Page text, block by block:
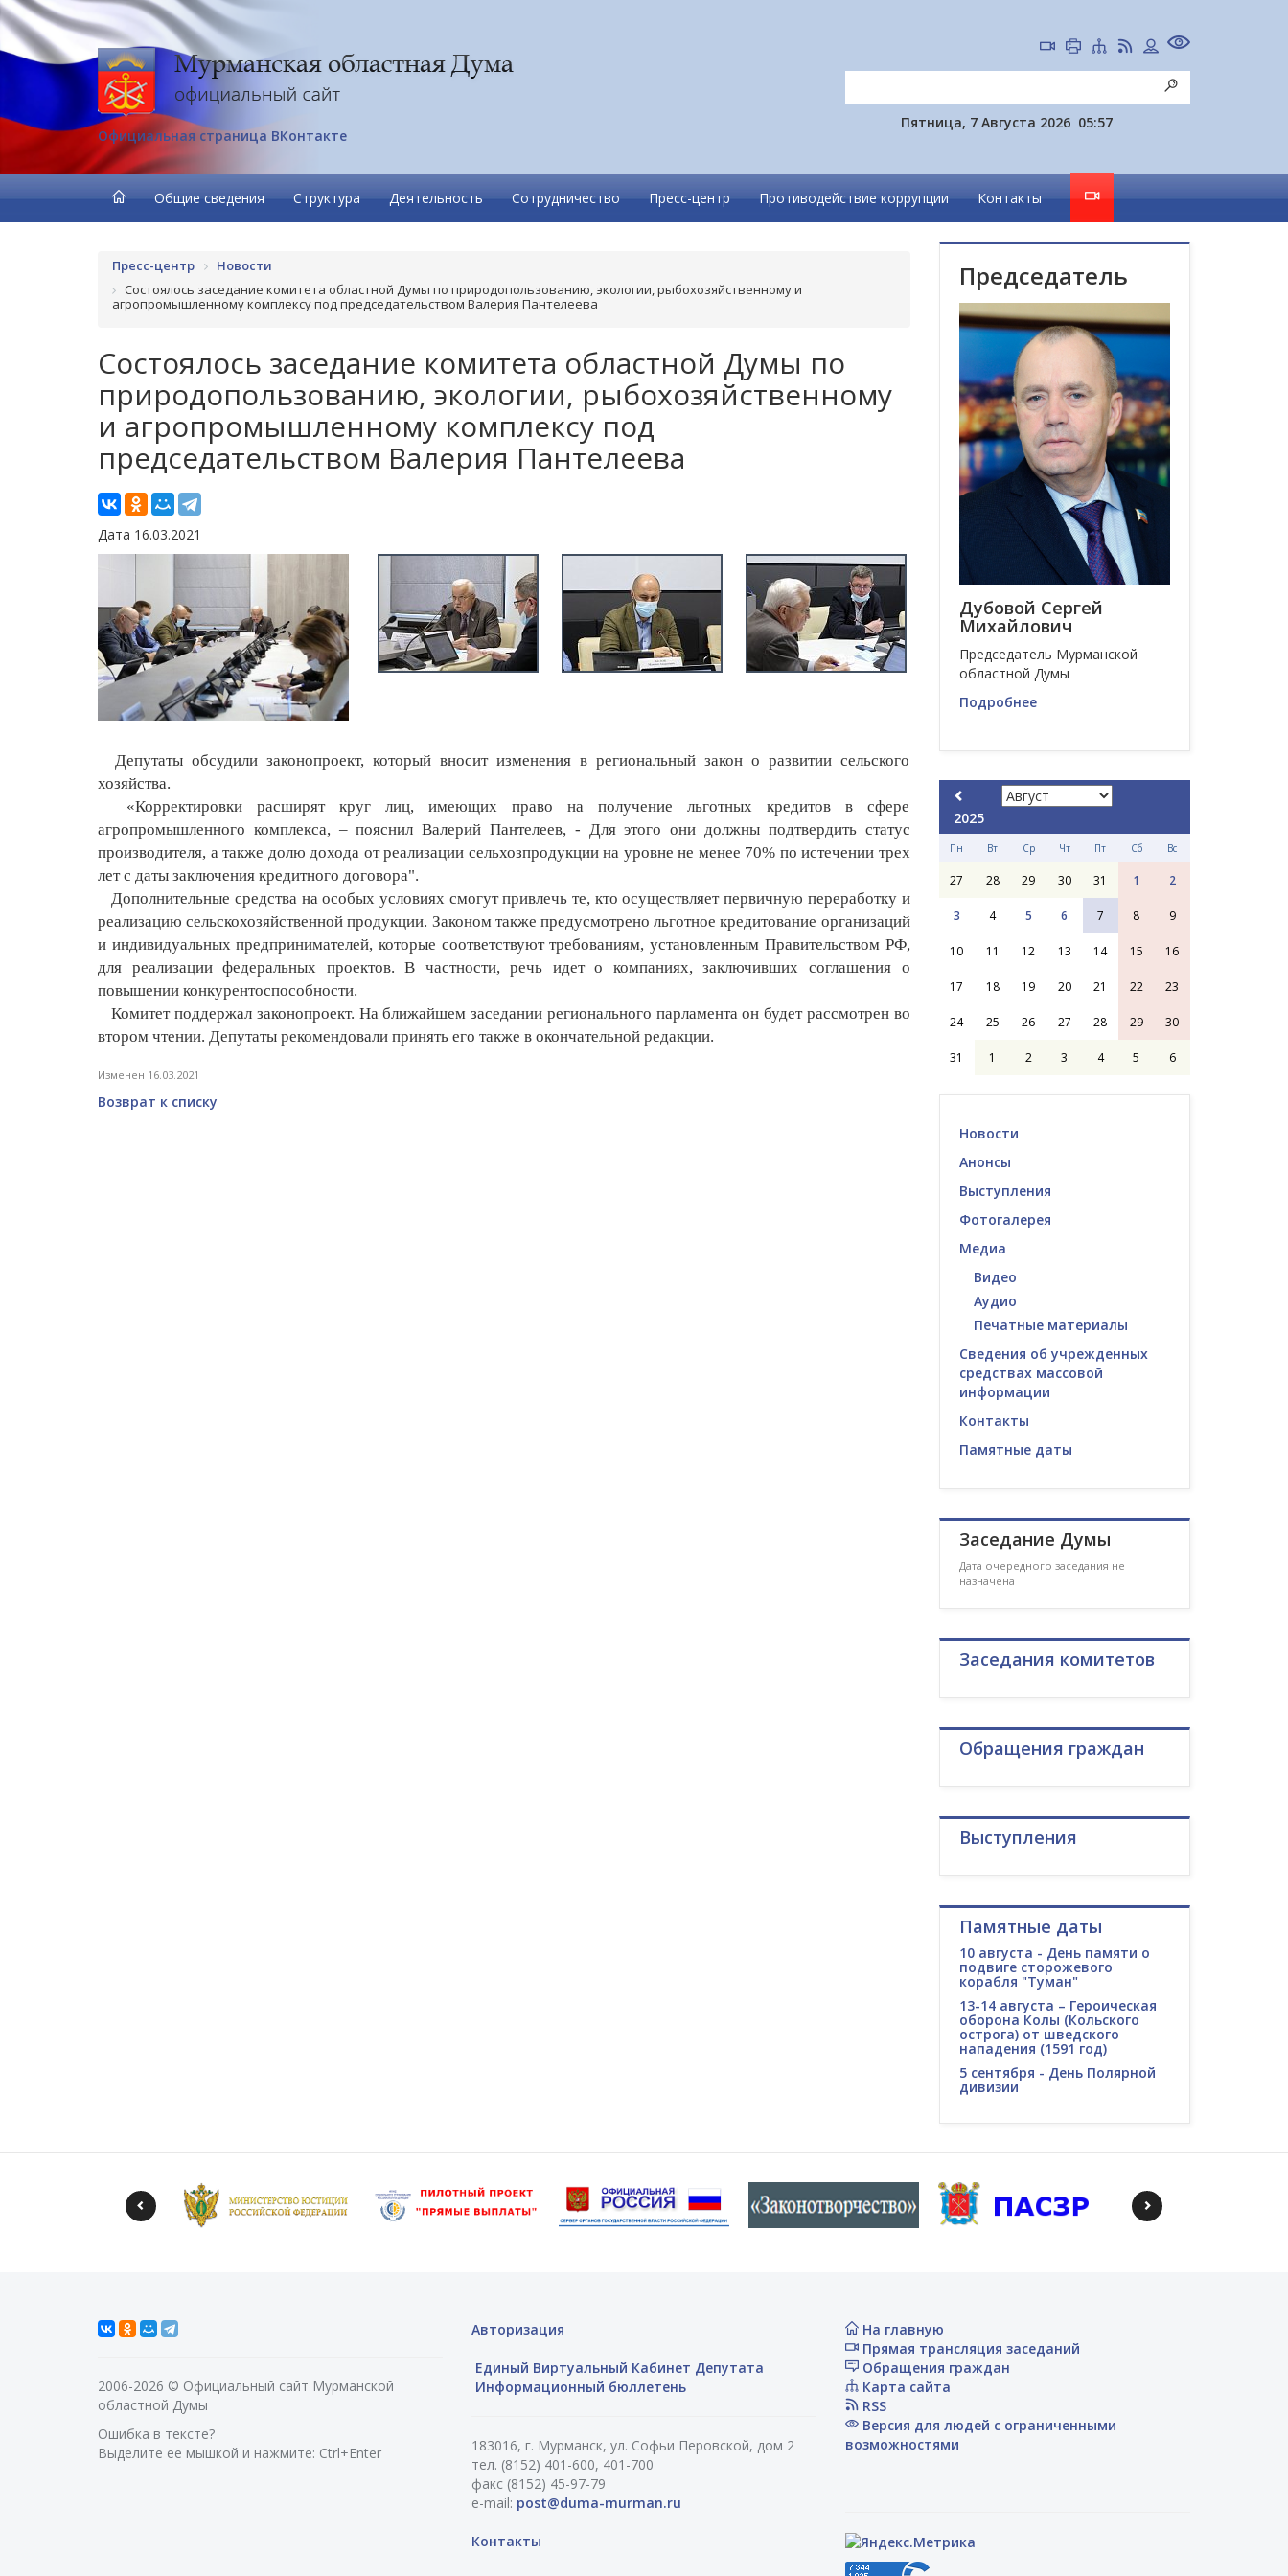
Официальная страница ВКонтакте
Пятница, 7 Августа 2026 05:57
Общие сведения Структура Деятельность Сотрудничество Пресс-центр Противодействие коррупции Контакты
Пресс-центр
Новости
Состоялось заседание комитета областной Думы по природопользованию, экологии, рыбохозяйственному и
агропромышленному комплексу под председательством Валерия Пантелеева
Состоялось заседание комитета областной Думы по
природопользованию, экологии, рыбохозяйственному
и агропромышленному комплексу под
председательством Валерия Пантелеева
Дата 16.03.2021
Депутаты обсудили законопроект, который вносит изменения в региональный закон о развитии сельского
хозяйства.
«Корректировки расширят круг лиц, имеющих право на получение льготных кредитов в сфере
агропромышленного комплекса, – пояснил Валерий Пантелеев, - Для этого они должны подтвердить статус
производителя, а также долю дохода от реализации сельхозпродукции на уровне не менее 70% по истечении трех
лет с даты заключения кредитного договора".
Дополнительные средства на особых условиях смогут привлечь те, кто осуществляет первичную переработку и
реализацию сельскохозяйственной продукции. Законом также предусмотрено льготное кредитование организаций
и индивидуальных предпринимателей, которые соответствуют требованиям, установленным Правительством РФ,
для реализации федеральных проектов. В частности, речь идет о компаниях, заключивших соглашения о
повышении конкурентоспособности.
Комитет поддержал законопроект. На ближайшем заседании регионального парламента он будет рассмотрен во
втором чтении. Депутаты рекомендовали принять его также в окончательной редакции.
Изменен 16.03.2021
Возврат к списку
Председатель
Дубовой Сергей
Михайлович
Председатель Мурманской
областной Думы
Подробнее
2025
Пн Вт Ср Чт Пт Сб Вс
27 28 29 30 31 1 2
3 4 5 6 7 8 9
10 11 12 13 14 15 16
17 18 19 20 21 22 23
24 25 26 27 28 29 30
31 1 2 3 4 5 6
Новости
Анонсы
Выступления
Фотогалерея
Медиа
Видео
Аудио
Печатные материалы
Сведения об учрежденных
средствах массовой
информации
Контакты
Памятные даты
Заседание Думы
Дата очередного заседания не
назначена
Заседания комитетов
Обращения граждан
Выступления
Памятные даты
10 августа - День памяти о
подвиге сторожевого
корабля "Туман"
13-14 августа – Героическая
оборона Колы (Кольского
острога) от шведского
нападения (1591 год)
5 сентября - День Полярной
дивизии
2006-2026 © Официальный сайт Мурманской
областной Думы
Ошибка в тексте?
Выделите ее мышкой и нажмите: Ctrl+Enter
Авторизация
Единый Виртуальный Кабинет Депутата
Информационный бюллетень
183016, г. Мурманск, ул. Софьи Перовской, дом 2
тел. (8152) 401-600, 401-700
факс (8152) 45-97-79
e-mail: post@duma-murman.ru
Контакты
На главную
Прямая трансляция заседаний
Обращения граждан
Карта сайта
RSS
Версия для людей с ограниченными
возможностями